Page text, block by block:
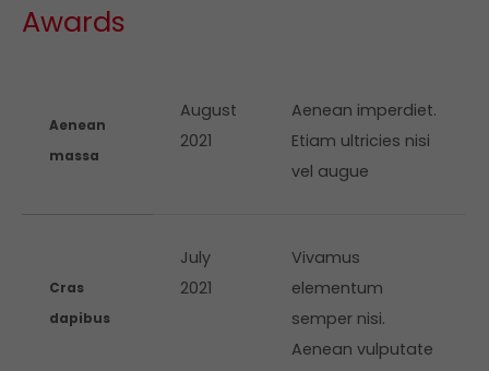
Awards
Aenean
massa
August
2021
Aenean imperdiet.
Etiam ultricies nisi
vel augue
Cras
dapibus
July
2021
Vivamus
elementum
semper nisi.
Aenean vulputate